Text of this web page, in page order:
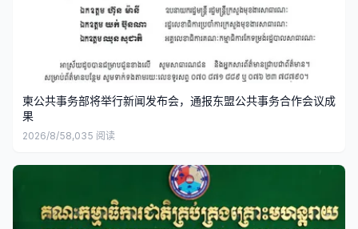
柬公共事务部将举行新闻发布会，通报东盟公共事务合作会议成
果
2026/8/58,035 阅读